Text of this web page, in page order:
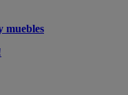
muebles